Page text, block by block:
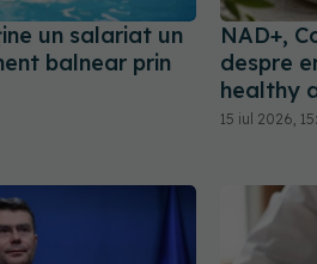
un salariat un
balnear prin
NAD+,
despre
healthy
15 iul 2026,